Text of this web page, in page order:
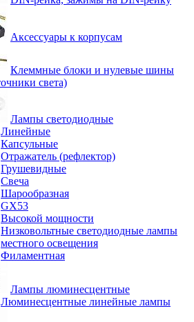
Аксессуары к корпусам
Клеммные блоки и нулевые шины
света)
Лампы светодиодные
Линейные
Капсульные
Отражатель (рефлектор)
Грушевидные
Свеча
Шарообразная
GX53
Высокой мощности
Низковольтные светодиодные лампы
местного освещения
Филаментная
Лампы люминесцентные
Люминесцентные линейные лампы